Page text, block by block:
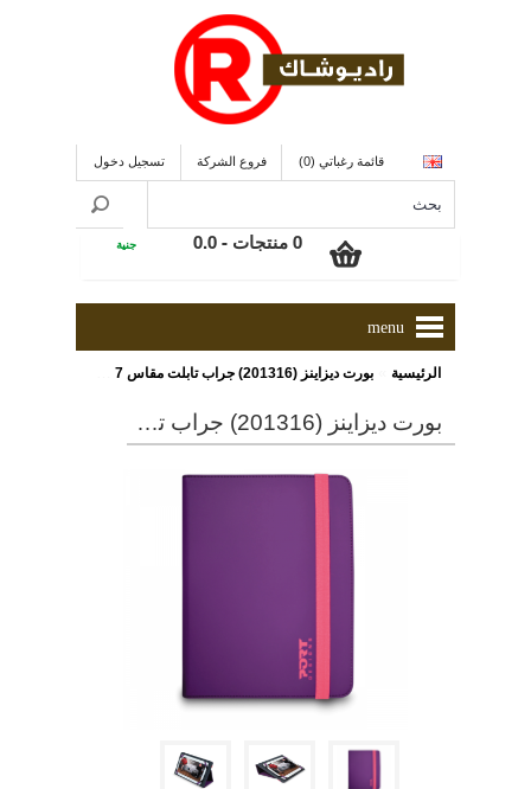
قائمة رغباتي (0) فروع الشركة تسجيل دخول
0 منتجات - 0.0 جنية
menu
الرئيسية بورت ديزاينز (201316) جراب تابلت مقاس 7 - 8 بوصة قابل للطى
بورت ديزاينز (201316) جراب تابلت مقاس 7 - 8 بوصة قابل للطى